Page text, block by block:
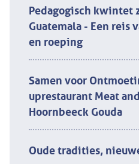
Pedagogisch kwintet
Guatemala - Een reis
en roeping
Samen voor
uprestaurant Meat
Hoornbeeck Gouda
Oude tradities,